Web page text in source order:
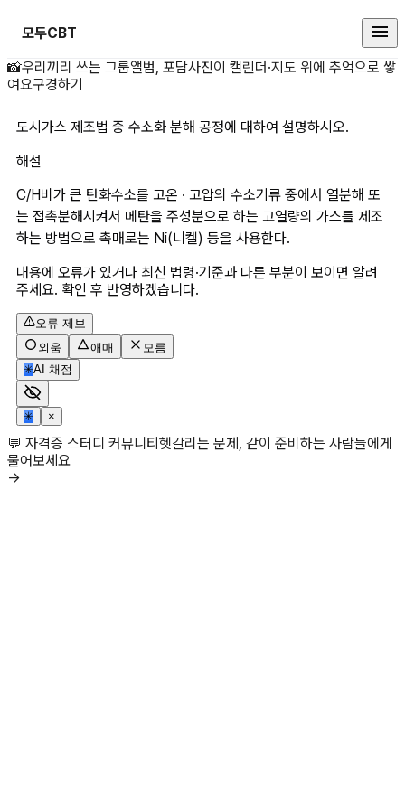
모두CBT
도시가스 제조법 중 수소화 분해
📸우리끼리 쓰는 그룹앨범, 포담사진이 캘린더·지도 위에 추억으로 쌓
여요구경하기
도시가스 제조법 중 수소화 분해 공정에 대하여 설명하시오.
해설
C/H비가 큰 탄화수소를 고온 · 고압의 수소기류 중에서 열분해 또
는 접촉분해시켜서 메탄을 주성분으로 하는 고열량의 가스를 제조
하는 방법으로 촉매로는 Ni(니켈) 등을 사용한다.
내용에 오류가 있거나 최신 법령·기준과 다른 부분이 보이면 알려
주세요. 확인 후 반영하겠습니다.
오류 제보
외움
애매
모름
✳AI 채점
✳ ×
💬 자격증 스터디 커뮤니티헷갈리는 문제, 같이 준비하는 사람들에게
물어보세요
→